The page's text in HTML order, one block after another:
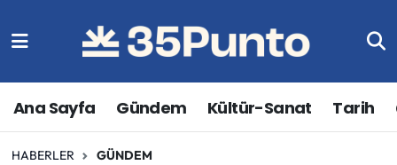
Ana Sayfa Gündem Kültür-Sanat Tarih
HABERLER GÜNDEM